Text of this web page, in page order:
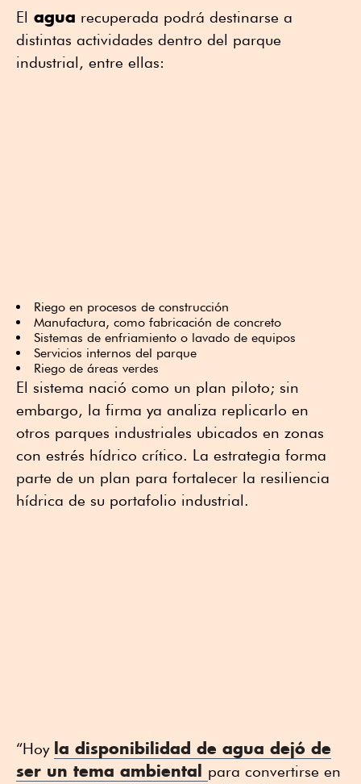
El agua recuperada podrá destinarse a
distintas actividades dentro del parque
industrial, entre ellas:
Riego en procesos de construcción
Manufactura, como fabricación de concreto
Sistemas de enfriamiento o lavado de equipos
Servicios internos del parque
Riego de áreas verdes
El sistema nació como un plan piloto; sin
embargo, la firma ya analiza replicarlo en
otros parques industriales ubicados en zonas
con estrés hídrico crítico. La estrategia forma
parte de un plan para fortalecer la resiliencia
hídrica de su portafolio industrial.
“Hoy la disponibilidad de agua dejó de
ser un tema ambiental
para convertirse en